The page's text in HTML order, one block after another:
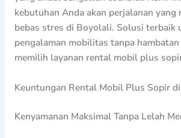
kebutuhan Anda akan perjalanan yang
bebas stres di Boyolali. Solusi terbaik
pengalaman mobilitas tanpa
memilih layanan rental mobil plus
Keuntungan Rental Mobil Plus Sopir
Kenyamanan Maksimal Tanpa Lelah